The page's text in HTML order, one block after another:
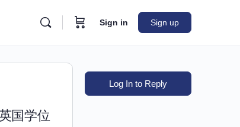
Sign in Sign up
国学位
Log In to Reply